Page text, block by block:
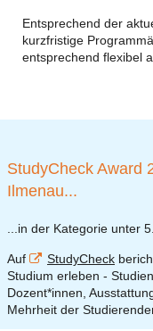
Entsprechend der
kurzfristige
entsprechend flexibel
StudyCheck Award
Ilmenau...
...in der Kategorie unter
Auf StudyCheck
Studium erleben -
Dozent*innen,
Mehrheit der